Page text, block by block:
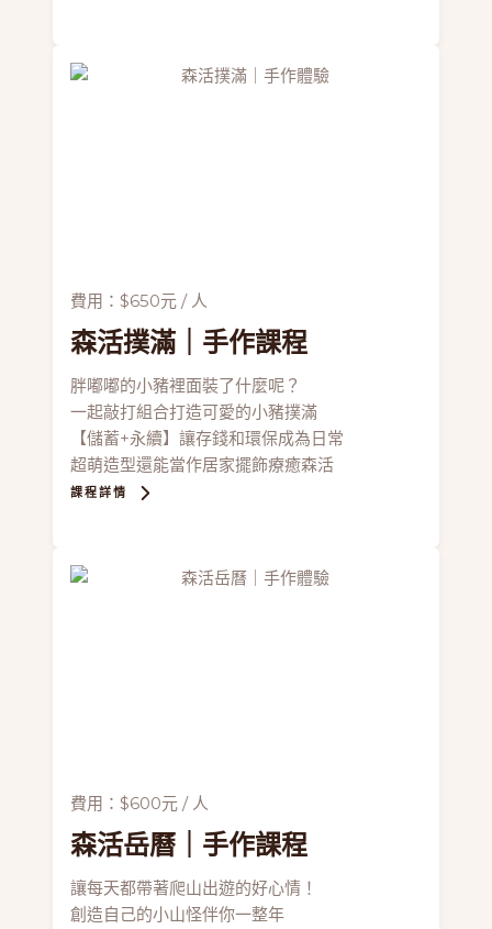
費用：$650元 / 人
森活撲滿 ｜手作課程
胖嘟嘟的小豬裡面裝了什麼呢？
一起敲打組合打造可愛的小豬撲滿
【儲蓄+永續】讓存錢和環保成為日常
超萌造型還能當作居家擺飾療癒森活
課程詳情
費用：$600元 / 人
森活岳曆 ｜手作課程
讓每天都帶著爬山出遊的好心情！
創造自己的小山怪伴你一整年